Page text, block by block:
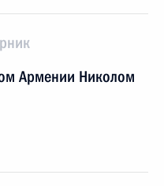
Армении Николом